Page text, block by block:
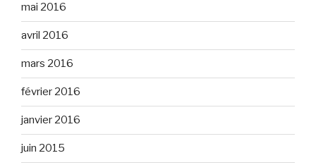
mai 2016
avril 2016
mars 2016
février 2016
janvier 2016
juin 2015